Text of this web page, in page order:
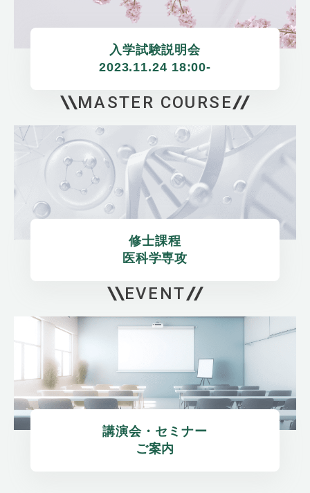
入学試験説明会
2023.11.24 18:00-
MASTER COURSE
修士課程
医科学専攻
EVENT
講演会・セミナー
ご案内